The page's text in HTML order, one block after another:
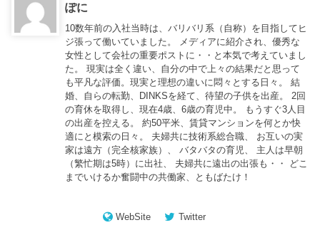
ぽに
10数年前の入社当時は、バリバリ系（自称）を目指してヒ
ジ張って働いていました。 メディアに紹介され、優秀な
女性として会社の重要ポストに・・と本気で考えていまし
た。 現実は全く違い、自分の中で上々の結果だと思って
も平凡な評価。現実と理想の違いに悶々とする日々。 結
婚、自らの転勤、DINKSを経て、待望の子供を出産。 2回
の育休を取得し、現在4歳、6歳の育児中。 もうすぐ3人目
の出産を控える。 約50平米、賃貸マンションを何とか快
適にと模索の日々。 夫婦共に技術系総合職、 お互いの実
家は遠方（完全核家族）、 バタバタの育児、 主人は早朝
（繁忙期は5時）に出社、 夫婦共に遠出の出張も・・ どこ
までいけるか奮闘中の共働家、ともばたけ！
WebSite Twitter